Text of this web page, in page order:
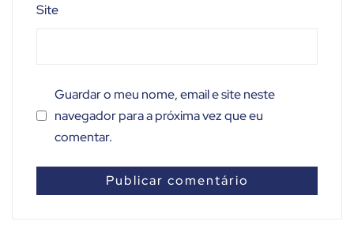
Site
Guardar o meu nome, email e site neste
navegador para a próxima vez que eu
comentar.